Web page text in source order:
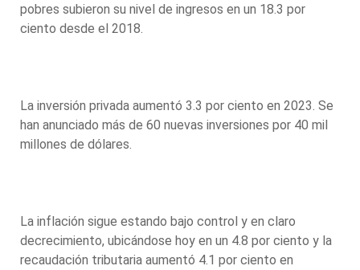
pobres subieron su nivel de ingresos en un 18.3 por
ciento desde el 2018.
La inversión privada aumentó 3.3 por ciento en 2023. Se
han anunciado más de 60 nuevas inversiones por 40 mil
millones de dólares.
La inflación sigue estando bajo control y en claro
decrecimiento, ubicándose hoy en un 4.8 por ciento y la
recaudación tributaria aumentó 4.1 por ciento en